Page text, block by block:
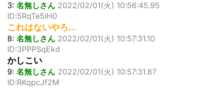
3: 名無しさん 2022/02/01(火) 10:56:45.95
ID:5RqTe5lH0
これはないやろ...
8: 名無しさん 2022/02/01(火) 10:57:31.10
ID:3PPPSqEkd
かしこい
9: 名無しさん 2022/02/01(火) 10:57:31.87
ID:RKqpcJf2M